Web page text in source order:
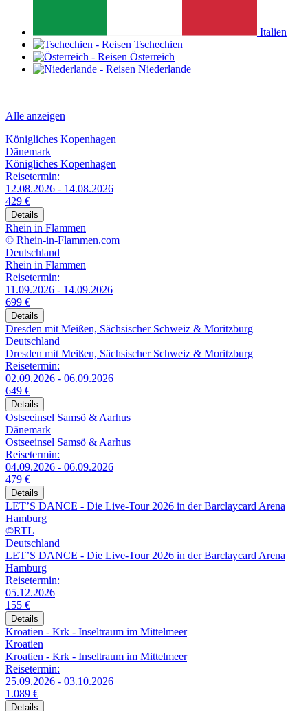
Italien
Tschechien
Österreich
Niederlande
Alle anzeigen
Königliches Kopenhagen
Dänemark
Königliches Kopenhagen
Reisetermin:
12.08.2026 - 14.08.2026
429 €
Details
Rhein in Flammen
© Rhein-in-Flammen.com
Deutschland
Rhein in Flammen
Reisetermin:
11.09.2026 - 14.09.2026
699 €
Details
Dresden mit Meißen, Sächsischer Schweiz & Moritzburg
Deutschland
Dresden mit Meißen, Sächsischer Schweiz & Moritzburg
Reisetermin:
02.09.2026 - 06.09.2026
649 €
Details
Ostseeinsel Samsö & Aarhus
Dänemark
Ostseeinsel Samsö & Aarhus
Reisetermin:
04.09.2026 - 06.09.2026
479 €
Details
LET’S DANCE - Die Live-Tour 2026 in der Barclaycard Arena
Hamburg
©RTL
Deutschland
LET’S DANCE - Die Live-Tour 2026 in der Barclaycard Arena
Hamburg
Reisetermin:
05.12.2026
155 €
Details
Kroatien - Krk - Inseltraum im Mittelmeer
Kroatien
Kroatien - Krk - Inseltraum im Mittelmeer
Reisetermin:
25.09.2026 - 03.10.2026
1.089 €
Details